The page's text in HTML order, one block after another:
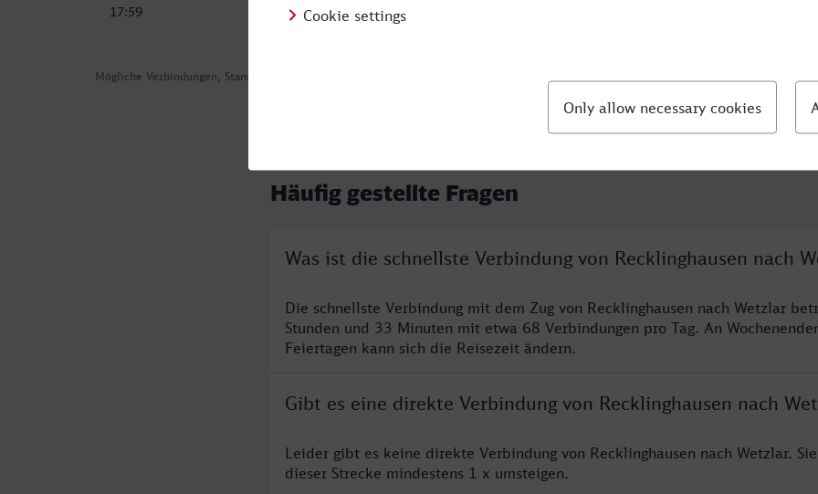
Mögliche Verbindungen, Stand: 2026-08-05 02:50
17:59
22:37
Häufig gestellte Fragen
Was ist die schnellste Verbindung von Recklinghausen nach
Die schnellste Verbindung mit dem Zug von Recklinghausen nach Wetzlar
Stunden und 33 Minuten mit etwa 68 Verbindungen pro Tag. An
Feiertagen kann sich die Reisezeit ändern.
Gibt es eine direkte Verbindung von Recklinghausen nach
Leider gibt es keine direkte Verbindung von Recklinghausen nach Wetzlar.
dieser Strecke mindestens 1 x umsteigen.